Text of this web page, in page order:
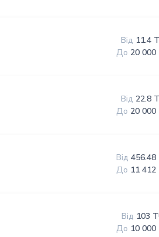
Від 11.4
До 20 000
Від 22.8
До 20 000
Від 456.48
До 11 412
Від 103
До 10 000